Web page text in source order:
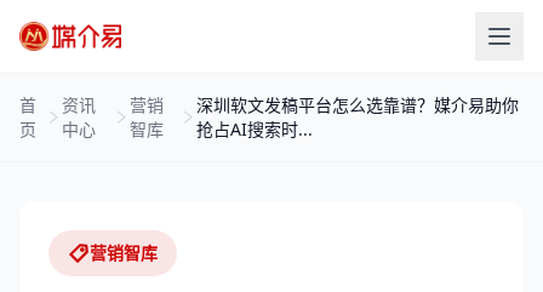
首
页
资讯
中心
营销
智库
深圳软文发稿平台怎么选靠谱？媒介易助你
抢占AI搜索时...
营销智库